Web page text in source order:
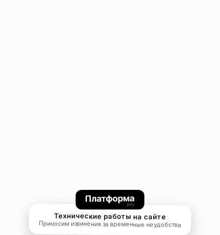
Технические работы на сайте
Приносим извинения за временные неудобства